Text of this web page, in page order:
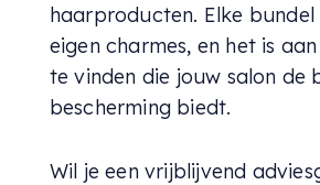
haarproducten. Elke bundel
eigen charmes, en het is
te vinden die jouw salon de
bescherming biedt.
Wil je een vrijblijvend